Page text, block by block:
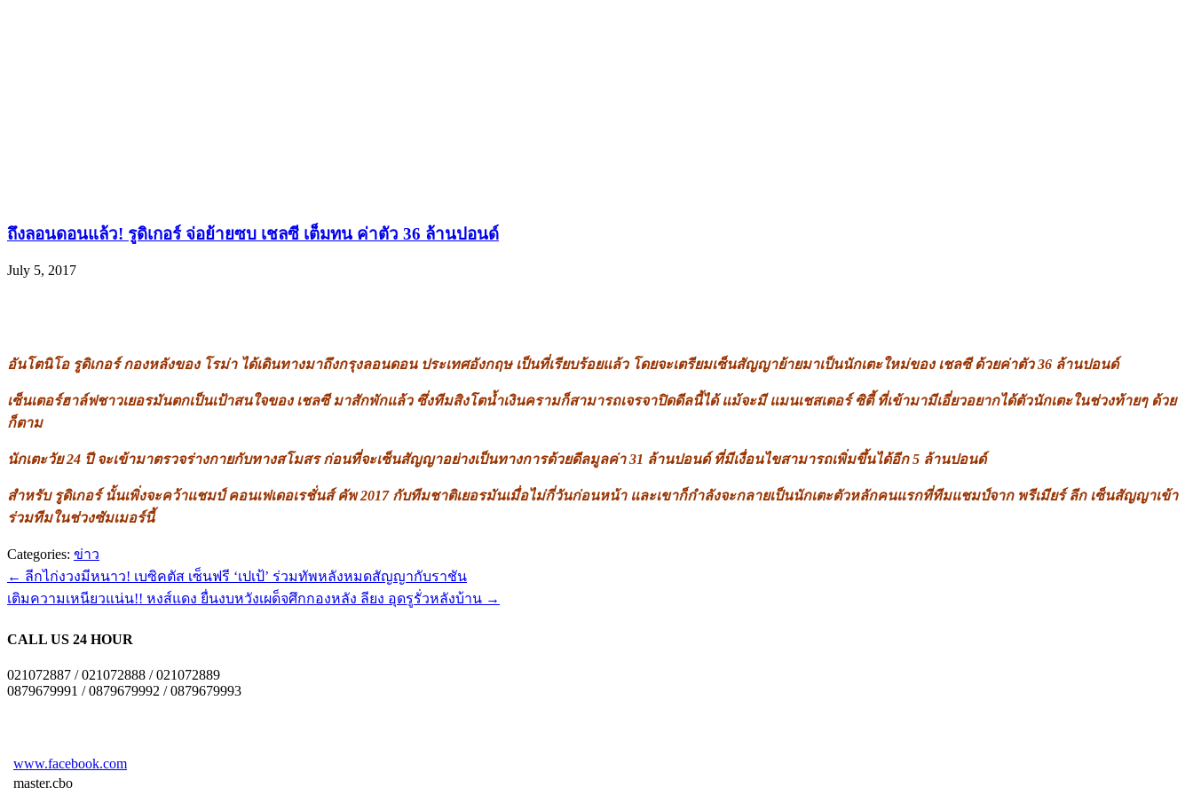
ถึงลอนดอนแล้ว! รูดิเกอร์ จ่อย้ายซบ เชลซี เต็มทน ค่าตัว 36 ล้านปอนด์
July 5, 2017
อันโตนิโอ รูดิเกอร์ กองหลังของ โรม่า ได้เดินทางมาถึงกรุงลอนดอน ประเทศอังกฤษ เป็นที่เรียบร้อยแล้ว โดยจะเตรียมเซ็นสัญญาย้ายมาเป็นนักเตะใหม่ของ เชลซี ด้วยค่าตัว 36 ล้านปอนด์
เซ็นเตอร์ฮาล์ฟชาวเยอรมันตกเป็นเป้าสนใจของ เชลซี มาสักพักแล้ว ซึ่งทีมสิงโตน้ำเงินครามก็สามารถเจรจาปิดดีลนี้ได้ แม้จะมี แมนเชสเตอร์ ซิตี้ ที่เข้ามามีเอี่ยวอยากได้ตัวนักเตะในช่วงท้ายๆ ด้วย
ก็ตาม
นักเตะวัย 24 ปี จะเข้ามาตรวจร่างกายกับทางสโมสร ก่อนที่จะเซ็นสัญญาอย่างเป็นทางการด้วยดีลมูลค่า 31 ล้านปอนด์ ที่มีเงื่อนไขสามารถเพิ่มขึ้นได้อีก 5 ล้านปอนด์
สำหรับ รูดิเกอร์ นั้นเพิ่งจะคว้าแชมป์ คอนเฟเดอเรชั่นส์ คัพ 2017 กับทีมชาติเยอรมันเมื่อไม่กี่วันก่อนหน้า และเขาก็กำลังจะกลายเป็นนักเตะตัวหลักคนแรกที่ทีมแชมป์จาก พรีเมียร์ ลีก เซ็นสัญญาเข้า
ร่วมทีมในช่วงซัมเมอร์นี้
Categories: ข่าว
← ลีกไก่งวงมีหนาว! เบซิคตัส เซ็นฟรี ‘เปเป้’ ร่วมทัพหลังหมดสัญญากับราชัน
เติมความเหนียวแน่น!! หงส์แดง ยื่นงบหวังเผด็จศึกกองหลัง ลียง อุดรูรั่วหลังบ้าน →
CALL US 24 HOUR
021072887 / 021072888 / 021072889
0879679991 / 0879679992 / 0879679993
www.facebook.com
master.cbo